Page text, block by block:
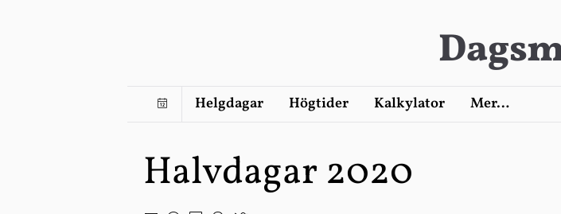
Helgdagar Högtider Kalkylator Mer…
Halvdagar 2020